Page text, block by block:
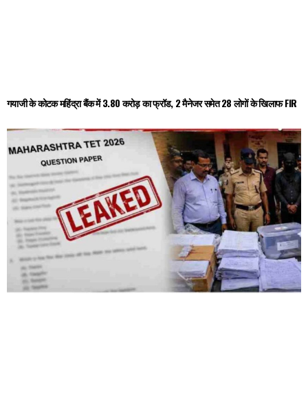
गयाजी के कोटक महिंद्रा बैंक में 3.80 करोड़ का फ्रॉड, 2 मैनेजर समेत 28 लोगों के खिलाफ FIR